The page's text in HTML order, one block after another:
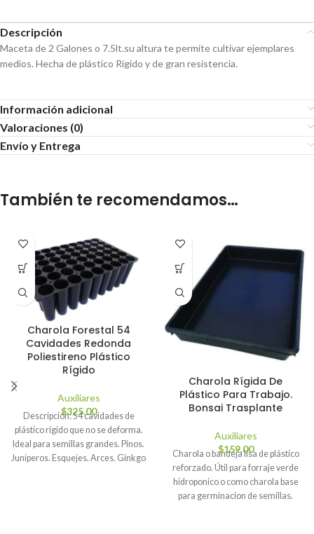
Descripción
Maceta de 2 Galones o 7.5lt.su altura te permite cultivar ejemplares
medios. Hecha de plástico Rígido y de gran resistencia.
Información adicional
Valoraciones (0)
Envío y Entrega
También te recomendamos…
Charola Forestal 54
Cavidades Redonda
Poliestireno Plástico
Rígido
Auxiliares
$325.00
Descripción: 54 cavidades de
plástico rígido que no se deforma.
Ideal para semillas grandes. Pinos.
Juniperos. Esquejes. Arces. Ginkgo
Charola Rígida De
Plástico Para Trabajo.
Bonsai Trasplante
Auxiliares
$159.00
Charola o bandeja lisa de plástico
reforzado. Útil para forraje verde
hidroponico o como charola base
para germinacion de semillas.